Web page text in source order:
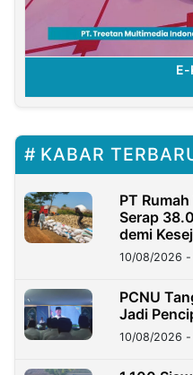
E-
KABAR
PT
Serap
demi
10/08/2026 -
PCNU
Jadi
10/08/2026 -